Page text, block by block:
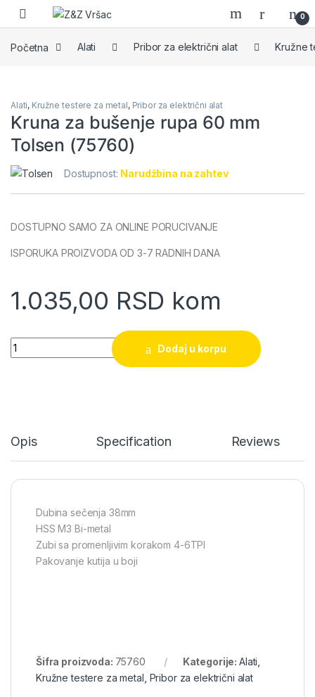
Skip to navigation
Skip to content
0
Početna Alati Pribor za električni alat Kružne
Alati, Kružne testere za metal, Pribor za električni alat
Kruna za bušenje rupa 60 mm
Tolsen (75760)
Dostupnost: Narudžbina na zahtev
DOSTUPNO SAMO ZA ONLINE PORUCIVANJE
ISPORUKA PROIZVODA OD 3-7 RADNIH DANA
1.035,00 RSD kom
Kruna za bušenje rupa 60 mm Tolsen (75760) quantity
Dodaj u korpu
Opis Specification Reviews
Dubina sečenja 38mm
HSS M3 Bi-metal
Zubi sa promenljivim korakom 4-6TPI
Pakovanje kutija u boji
Šifra proizvoda: 75760 Kategorije: Alati
Kružne testere za metal Pribor za električni alat